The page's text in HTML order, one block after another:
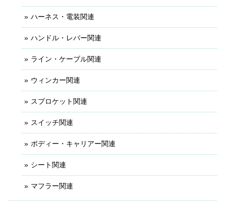
ハーネス・電装関連
ハンドル・レバー関連
ライン・ケーブル関連
ウィンカー関連
スプロケット関連
スイッチ関連
ボディー・キャリアー関連
シート関連
マフラー関連